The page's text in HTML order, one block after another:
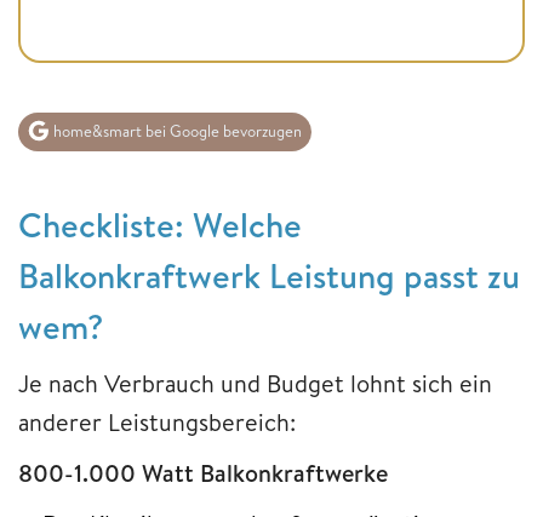
home&smart bei Google bevorzugen
Checkliste: Welche
Balkonkraftwerk Leistung passt zu
wem?
Je nach Verbrauch und Budget lohnt sich ein
anderer Leistungsbereich:
800-1.000 Watt Balkonkraftwerke